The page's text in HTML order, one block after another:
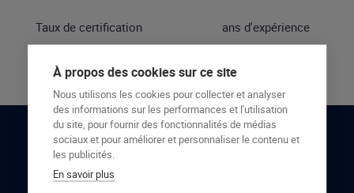
Taux de certification ans d'expérience
RESTONS EN CONTACT
À propos des cookies sur ce site
Nous utilisons les cookies pour collecter et analyser
des informations sur les performances et l'utilisation
du site, pour fournir des fonctionnalités de médias
sociaux et pour améliorer et personnaliser le contenu et
les publicités.
En savoir plus